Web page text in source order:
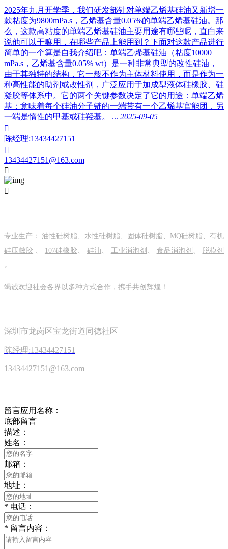
2025年九月开学季，我们研发部针对单端乙烯基硅油又新增一
款粘度为9800mPa.s，乙烯基含量0.05%的单端乙烯基硅油。那
么，这款高粘度的单端乙烯基硅油主要用途有哪些呢，直白来
说他可以干嘛用，在哪些产品上能用到？下面对这款产品进行
简单的一个算是自我介绍吧：单端乙烯基硅油（粘度10000
mPa.s，乙烯基含量0.05% wt）是一种非常典型的改性硅油，
由于其独特的结构，它一般不作为主体材料使用，而是作为一
种高性能的助剂或改性剂，广泛应用于加成型液体硅橡胶、硅
凝胶等体系中。它的两个关键参数决定了它的用途：单端乙烯
基：意味着每个硅油分子链的一端带有一个乙烯基官能团，另
一端是惰性的甲基或硅羟基。 ... 2025-09-05

陈经理:13434427151

13434427151@163.com


专业生产： 油性硅树脂 、 水性硅树脂 、 固体硅树脂 、 MQ硅树脂 、 有机
硅压敏胶 、 107硅橡胶、 硅油 、 工业消泡剂 、 食品消泡剂 、 脱模剂
。
竭诚欢迎社会各界以多种方式合作，携手共创辉煌！
深圳市龙岗区宝龙街道同德社区
陈经理:13434427151
13434427151@163.com
留言应用名称：
底部留言
描述：
姓名：
邮箱：
地址：
* 电话：
* 留言内容：